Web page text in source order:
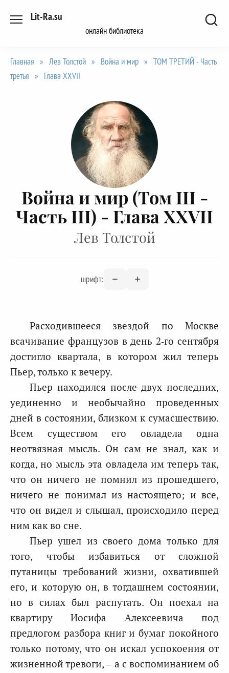
Lit-Ra.su
онлайн библиотека
Главная » Лев Толстой » Война и мир » ТОМ ТРЕТИЙ - Часть
третья » Глава XXVII
Война и мир (Том III -
Часть III) - Глава XXVII
Лев Толстой
шрифт:
Расходившееся звездой по Москве
всачивание французов в день 2‑го сентября
достигло квартала, в котором жил теперь
Пьер, только к вечеру.
Пьер находился после двух последних,
уединенно и необычайно проведенных
дней в состоянии, близком к сумасшествию.
Всем существом его овладела одна
неотвязная мысль. Он сам не знал, как и
когда, но мысль эта овладела им теперь так,
что он ничего не помнил из прошедшего,
ничего не понимал из настоящего; и все,
что он видел и слышал, происходило перед
ним как во сне.
Пьер ушел из своего дома только для
того, чтобы избавиться от сложной
путаницы требований жизни, охватившей
его, и которую он, в тогдашнем состоянии,
но в силах был распутать. Он поехал на
квартиру Иосифа Алексеевича под
предлогом разбора книг и бумаг покойного
только потому, что он искал успокоения от
жизненной тревоги, – а с воспоминанием об